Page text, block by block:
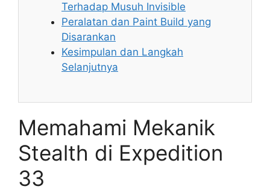
Terhadap Musuh Invisible
Peralatan dan Paint Build yang
Disarankan
Kesimpulan dan Langkah
Selanjutnya
Memahami Mekanik
Stealth di Expedition
33